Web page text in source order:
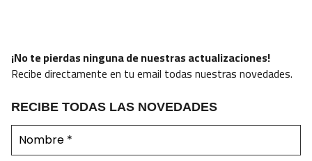
¡No te pierdas ninguna de nuestras actualizaciones!
Recibe directamente en tu email todas nuestras novedades.
RECIBE TODAS LAS NOVEDADES